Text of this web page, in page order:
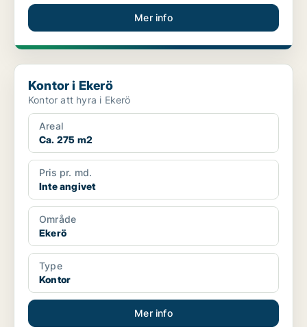
Mer info
Kontor i Ekerö
Kontor i Ekerö
Kontor att hyra i Ekerö
Areal
Ca. 275 m2
Pris pr. md.
Inte angivet
Område
Ekerö
Type
Kontor
Mer info